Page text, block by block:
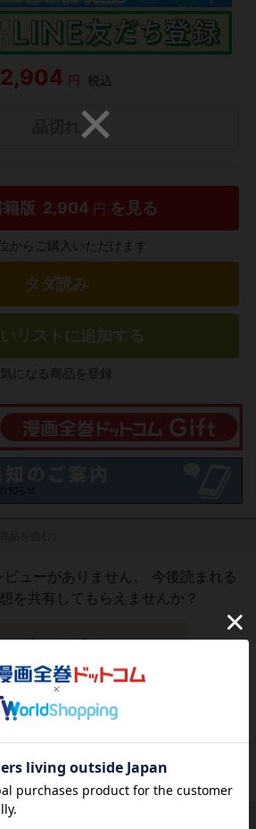
2,904 円 税込
籍版 2,904 円 を見る
からご購入いただけます
タダ読み
リストに追加する
気になる商品を登録
ビューがありません。 今後読まれる
を共有してもらえませんか？
レビューを書く
2,904 円 税込